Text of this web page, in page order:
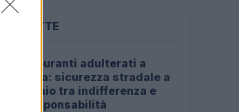
PIÙ LETTE
Carburanti adulterati a
Roma: sicurezza stradale a
rischio tra indifferenza e
irresponsabilità